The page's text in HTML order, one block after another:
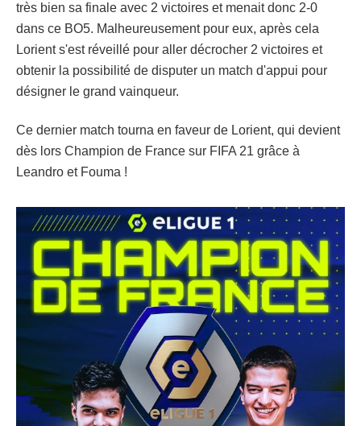
très bien sa finale avec 2 victoires et menait donc 2-0
dans ce BO5. Malheureusement pour eux, après cela
Lorient s'est réveillé pour aller décrocher 2 victoires et
obtenir la possibilité de disputer un match d'appui pour
désigner le grand vainqueur.
Ce dernier match tourna en faveur de Lorient, qui devient
dès lors Champion de France sur FIFA 21 grâce à
Leandro et Fouma !